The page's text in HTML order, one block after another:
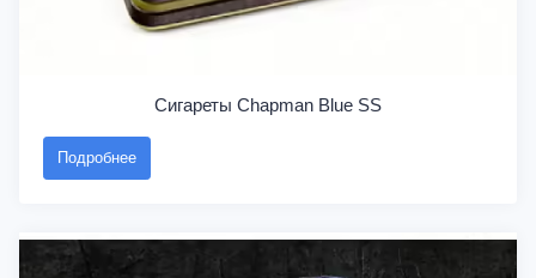
Сигареты Chapman Blue SS
Подробнее